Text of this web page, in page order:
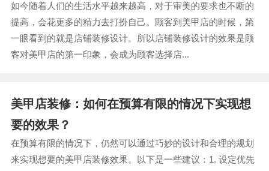
如今随着人们的生活水平越来越高，对于审美的要求也不断的
提高，会花更多的精力去打扮自己。顾客到美甲店的时候，第
一眼看到的就是店铺装修设计。所以店铺装修设计的效果是顾
客对美甲店的第一印象，会成为顾客选择店...
美甲店装修：如何在预算有限的情况下实现想
要的效果？
在预算有限的情况下，仍然可以通过巧妙的设计和合理的规划
来实现想要的美甲店装修效果。以下是一些建议：1. 设定优先